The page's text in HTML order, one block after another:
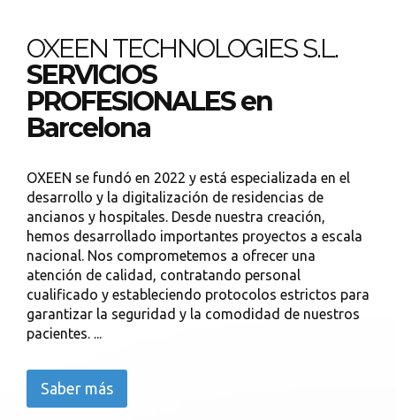
OXEEN TECHNOLOGIES S.L.
SERVICIOS
PROFESIONALES en
Barcelona
OXEEN se fundó en 2022 y está especializada en el
desarrollo y la digitalización de residencias de
ancianos y hospitales. Desde nuestra creación,
hemos desarrollado importantes proyectos a escala
nacional. Nos comprometemos a ofrecer una
atención de calidad, contratando personal
cualificado y estableciendo protocolos estrictos para
garantizar la seguridad y la comodidad de nuestros
pacientes. ...
Saber más